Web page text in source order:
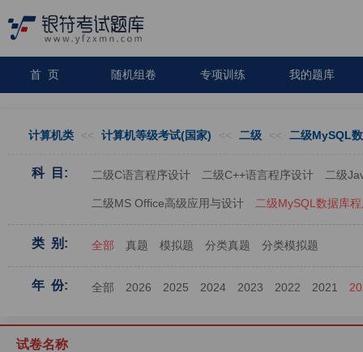
首 页 随机组卷 专项训练 我的题库
计算机类 << 计算机等级考试(国家) << 二级 << 二级MySQL
科 目: 二级C语言程序设计 二级C++语言程序设计 二级
二级MS Office高级应用与设计 二级MySQL数据库
类 别: 全部 真题 模拟题 分类真题 分类模拟题
年 份: 全部 2026 2025 2024 2023 2022 2021
试卷名称